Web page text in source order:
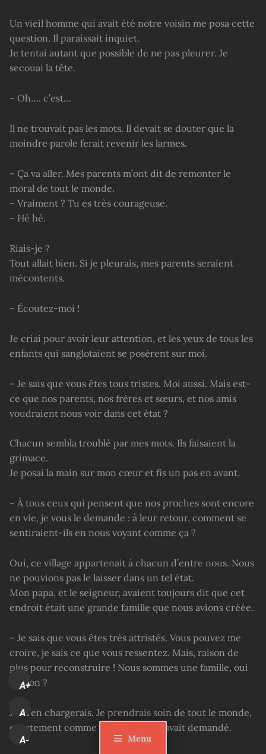
Menu
Un vieil homme qui avait été notre voisin me posa cette
question. Il paraissait inquiet.
Je tentai autant que possible de ne pas pleurer. Je
secouai la tête.
– Oh…. c’est…
Il ne trouvait pas les mots. Il devait se douter que la
moindre parole ferait revenir les larmes.
– Ça va aller. Mes parents m’ont dit de remonter le
moral de tout le monde.
– Vraiment ? Tu es très courageuse.
– Hé hé.
Riais-je ?
Tout allait bien. Si je pleurais, mes parents seraient
mécontents.
– Écoutez-moi !
Je criai pour avoir leur attention, et les yeux de tous les
enfants qui sanglotaient se posèrent sur moi.
– Je sais que vous êtes tous tristes. Moi aussi. Mais est-
ce que nos parents, nos frères et sœurs, et nos amis
voudraient nous voir dans cet état ?
Chacun sembla troublé par mes mots. Ils faisaient la
grimace.
Je posai la main sur mon cœur et fis un pas en avant.
– À tous ceux qui pensent que nos proches sont encore
en vie, je vous le demande : à leur retour, comment se
sentiraient-ils en nous voyant comme ça ?
Oui, ce village appartenait à chacun d’entre nous. Nous
ne pouvions pas le laisser dans un tel état.
Mon papa, et le seigneur, avaient toujours dit que cet
endroit était une grande famille que nous avions créée.
– Je sais que vous êtes très attristés. Vous pouvez me
croire, je sais ce que vous ressentez. Mais, raison de
plus pour reconstruire ! Nous sommes une famille, oui
ou non ?
Je m’en chargerais. Je prendrais soin de tout le monde,
exactement comme mon père me l’avait demandé.
A+
A
A-